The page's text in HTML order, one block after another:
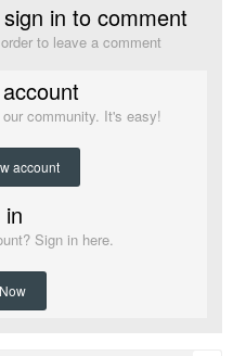
in to comment
to leave a comment
community. It's easy!
account
in
Sign in here.